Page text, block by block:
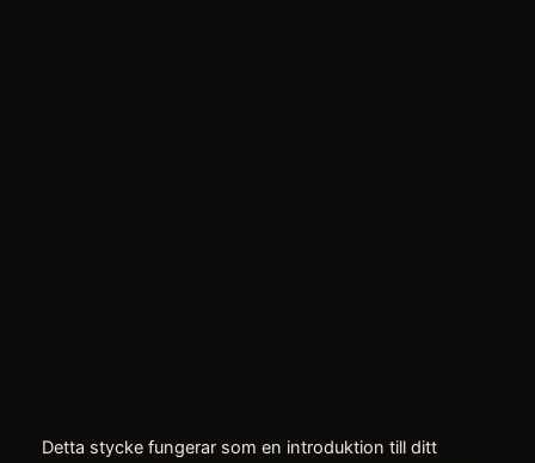
Detta stycke fungerar som en introduktion till ditt